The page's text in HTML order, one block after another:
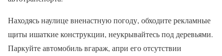
Находясь наулице вненастную погоду, обходите рекламные
щиты ишаткие конструкции, неукрывайтесь под деревьями.
Паркуйте автомобиль вгараж, апри его отсутствии